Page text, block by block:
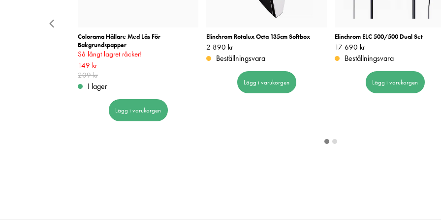
Colorama Hållare Med Lås För
Bakgrundspapper
Så långt lagret räcker!
Nuvarande pris
149 kr
209 kr
I lager
Lägg i varukorgen
Elinchrom Rotalux Octa 135cm Softbox
Pris:2 890 kr
2 890 kr
Beställningsvara
Lägg i varukorgen
Elinchrom ELC 500/500 Dual Set
Pris :17 690 kr
17 690 kr
Beställningsvara
Lägg i varukorgen